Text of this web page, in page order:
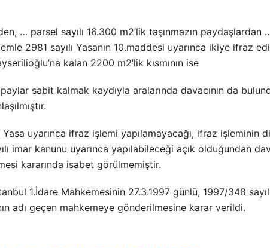
… parsel sayılı 16.300 m2’lik taşınmazın paydaşlardan
2981 sayılı Yasanın 10.maddesi uyarınca ikiye ifraz
kalan 2200 m2’lik kısmının ise
sabit kalmak kaydıyla aralarında davacının da
Yasa uyarınca ifraz işlemi yapılamayacağı, ifraz işleminin
imar kanunu uyarınca yapılabileceği açık olduğundan
kararında isabet görülmemiştir.
1.İdare Mahkemesinin 27.3.1997 günlü, 1997/348
adı geçen mahkemeye gönderilmesine karar verildi.